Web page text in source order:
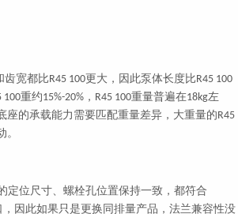
齿宽都比R45 100更大，因此泵体长度比R45 100
100重约15%-20% ， R45 100重量普遍在18kg左
座的承载能力需要匹配重量差异，大重量的R45
定位尺寸、螺栓孔位置保持一致，都符合
，因此如果只是更换同排量产品，法兰兼容性没